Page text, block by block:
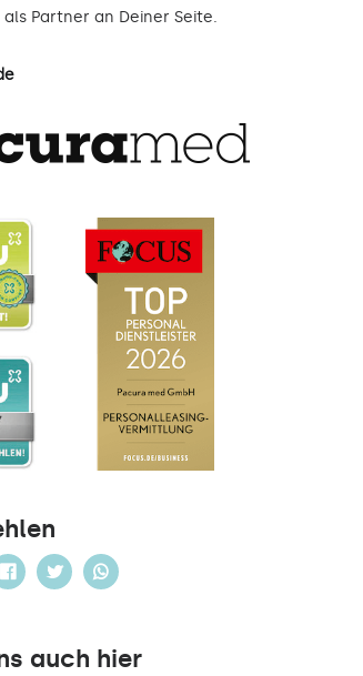
Partner an Deiner Seite.
auch hier